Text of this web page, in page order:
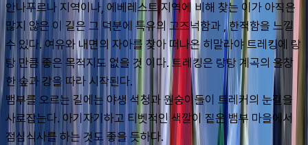
안나푸르나 지역이나, 에베레스트 지역에 비해 찾는 이가 아직은
많지 않은 이 길은 그 덕분에 특유의 고즈넉함과 , 한적함을 느낄
수 있다. 여유와 내면의 자아를 찾아 떠나온 히말라야 트레킹에 랑
탕 만큼 좋은 목적지도 없을 것 이다. 트레킹은 랑탕 계곡의 울창
한 숲과 강을 따라 시작된다.
뱀부를 오르는 길에는 야생 석청과 원숭이들이 트레커의 눈길을
사로잡는다. 아기자기하고 티벳적인 색깔이 짙은 뱀부 마을에서
점심식사를 하는 것도 좋을 듯하다.